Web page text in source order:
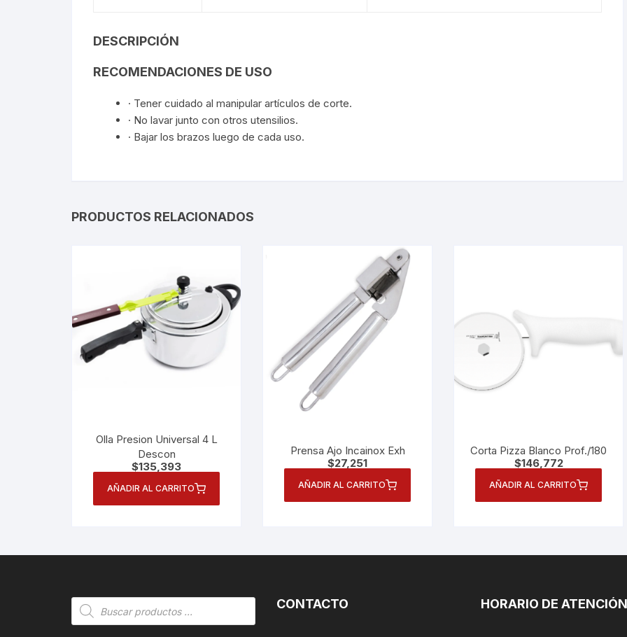
DESCRIPCIÓN
RECOMENDACIONES DE USO
· Tener cuidado al manipular artículos de corte.
· No lavar junto con otros utensilios.
· Bajar los brazos luego de cada uso.
PRODUCTOS RELACIONADOS
Olla Presion Universal 4 L
Descon
$135,393
AÑADIR AL CARRITO
Prensa Ajo Incainox Exh
$27,251
AÑADIR AL CARRITO
Corta Pizza Blanco Prof./180
$146,772
AÑADIR AL CARRITO
Búsqueda
de
CONTACTO HORARIO DE ATENCIÓN